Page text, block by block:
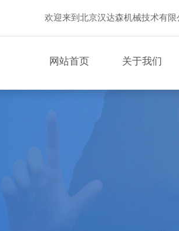
欢迎来到北京汉达森机械技术有限
网站首页 关于我们